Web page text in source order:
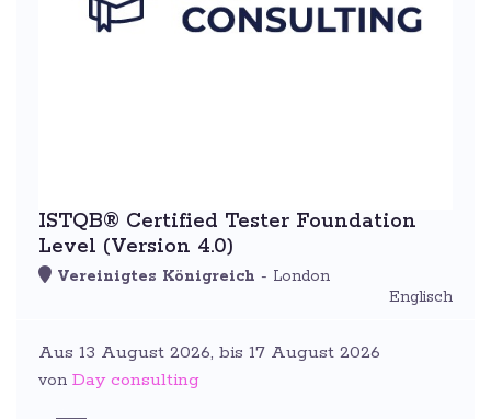
ISTQB® Certified Tester Foundation
Level (Version 4.0)
Vereinigtes Königreich - London
Englisch
Aus 13 August 2026, bis 17 August 2026
von Day consulting